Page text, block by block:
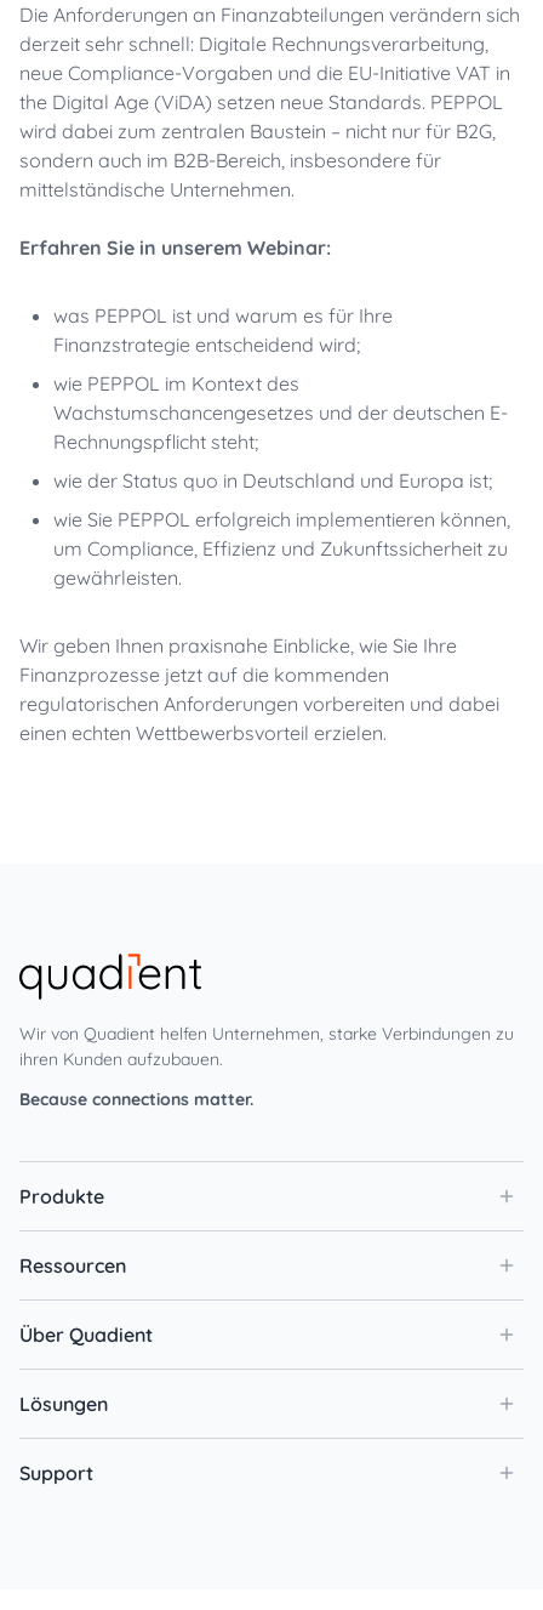
Die Anforderungen an Finanzabteilungen verändern sich
derzeit sehr schnell: Digitale Rechnungsverarbeitung,
neue Compliance-Vorgaben und die EU-Initiative VAT in
the Digital Age (ViDA) setzen neue Standards. PEPPOL
wird dabei zum zentralen Baustein – nicht nur für B2G,
sondern auch im B2B-Bereich, insbesondere für
mittelständische Unternehmen.
Erfahren Sie in unserem Webinar:
was PEPPOL ist und warum es für Ihre
Finanzstrategie entscheidend wird;
wie PEPPOL im Kontext des
Wachstumschancengesetzes und der deutschen E-
Rechnungspflicht steht;
wie der Status quo in Deutschland und Europa ist;
wie Sie PEPPOL erfolgreich implementieren können,
um Compliance, Effizienz und Zukunftssicherheit zu
gewährleisten.
Wir geben Ihnen praxisnahe Einblicke, wie Sie Ihre
Finanzprozesse jetzt auf die kommenden
regulatorischen Anforderungen vorbereiten und dabei
einen echten Wettbewerbsvorteil erzielen.
Wir von Quadient helfen Unternehmen, starke Verbindungen zu
ihren Kunden aufzubauen.
Because connections matter.
Produkte
Ressourcen
Über Quadient
Lösungen
Support